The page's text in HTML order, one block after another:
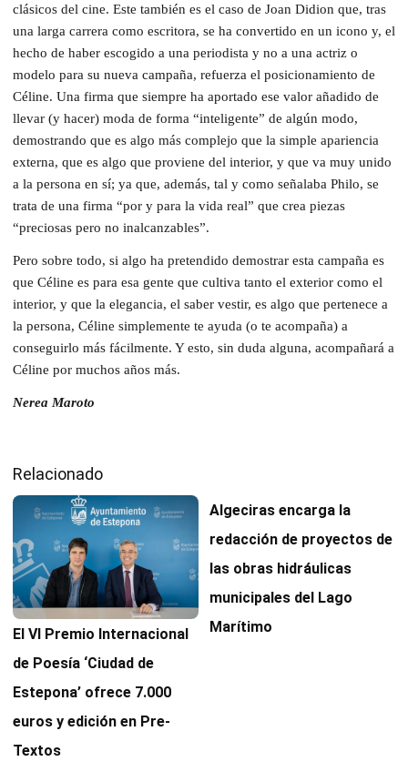
clásicos del cine. Este también es el caso de Joan Didion que, tras
una larga carrera como escritora, se ha convertido en un icono y, el
hecho de haber escogido a una periodista y no a una actriz o
modelo para su nueva campaña, refuerza el posicionamiento de
Céline. Una firma que siempre ha aportado ese valor añadido de
llevar (y hacer) moda de forma “inteligente” de algún modo,
demostrando que es algo más complejo que la simple apariencia
externa, que es algo que proviene del interior, y que va muy unido
a la persona en sí; ya que, además, tal y como señalaba Philo, se
trata de una firma “por y para la vida real” que crea piezas
“preciosas pero no inalcanzables”.
Pero sobre todo, si algo ha pretendido demostrar esta campaña es
que Céline es para esa gente que cultiva tanto el exterior como el
interior, y que la elegancia, el saber vestir, es algo que pertenece a
la persona, Céline simplemente te ayuda (o te acompaña) a
conseguirlo más fácilmente. Y esto, sin duda alguna, acompañará a
Céline por muchos años más.
Nerea Maroto
Relacionado
El VI Premio Internacional
de Poesía ‘Ciudad de
Estepona’ ofrece 7.000
euros y edición en Pre-
Textos
Algeciras encarga la
redacción de proyectos de
las obras hidráulicas
municipales del Lago
Marítimo